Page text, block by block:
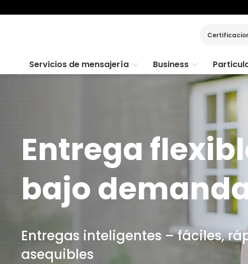
Servicios de mensajería Business
Entrega
bajo
Entregas inteligentes – fáciles,
asequibles